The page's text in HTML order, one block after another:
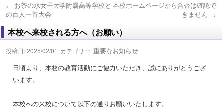
← お茶の水女子大学附属高等学校と
の百人一首大会
本校ホームページから合否は確認で
きません →
本校へ来校される方へ（お願い）
投稿日: 2025/02/01 カテゴリー:重要なお知らせ
日頃より、本校の教育活動にご協力いただき、誠にありがとうござ
います。
本校への来校について以下の通りお願いいたします。